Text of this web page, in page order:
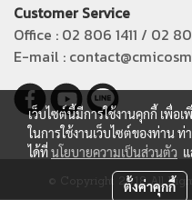
Customer Service
Office : 02 806 1411 / 02
E-mail :
© Copyright 2018 All
เว็บไซต์นี้มีการใช้งานคุกกี้ เพื่
ในการใช้งานเว็บไซต์ของท่าน
ได้ที่นโยบายความเป็นส่วนตัว
ตั้งค่าคุกกี้